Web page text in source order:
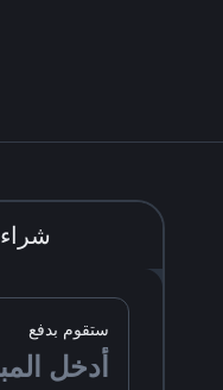
شراء
ستقوم بدفع